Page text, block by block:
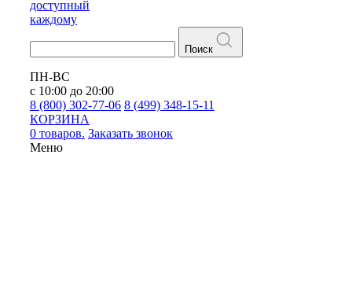
доступный
каждому
Поиск
ПН-ВС
с 10:00 до 20:00
8 (800) 302-77-06 8 (499) 348-15-11
КОРЗИНА
0 товаров. Заказать звонок
Меню